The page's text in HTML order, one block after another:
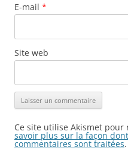
E-mail *
Site web
Ce site utilise Akismet
savoir plus sur la façon
commentaires sont traitées.